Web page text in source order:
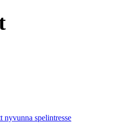
nyvunna spelintresse